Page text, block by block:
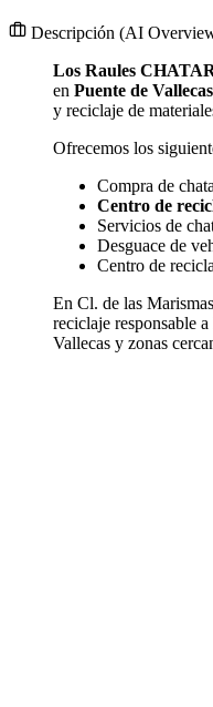
Descripción (AI
Los Raules
en Puente de Vallecas
y reciclaje de
Ofrecemos los
Compra de
Centro de
Servicios de
Desguace de
Centro de
En Cl. de las
reciclaje responsable
Vallecas y zonas